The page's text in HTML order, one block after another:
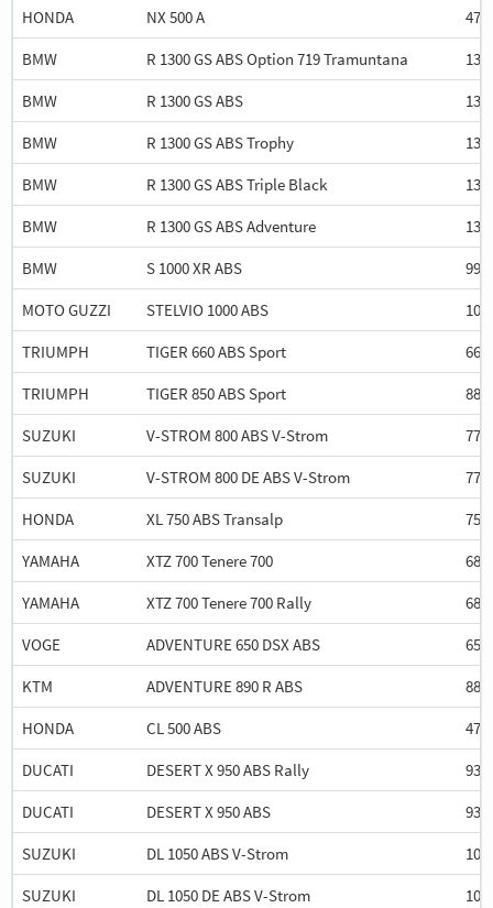
HONDA NX 500 A
471
BMW
R 1300 GS ABS Option 719 Tramuntana
BMW
R 1300 GS ABS
BMW
R 1300 GS ABS Trophy
BMW
R 1300 GS ABS Triple Black
BMW
R 1300 GS ABS Adventure
BMW
S 1000 XR ABS
999
MOTO GUZZI
STELVIO 1000 ABS
TRIUMPH
TIGER 660 ABS Sport
660
TRIUMPH
TIGER 850 ABS Sport
888
SUZUKI
V-STROM 800 ABS V-Strom
776
SUZUKI
V-STROM 800 DE ABS V-Strom
776
HONDA
XL 750 ABS Transalp
755
YAMAHA
XTZ 700 Tenere 700
689
YAMAHA
XTZ 700 Tenere 700 Rally
689
VOGE
ADVENTURE 650 DSX ABS
652
KTM
ADVENTURE 890 R ABS
889
HONDA
CL 500 ABS
471
DUCATI
DESERT X 950 ABS Rally
937
DUCATI
DESERT X 950 ABS
937
SUZUKI
DL 1050 ABS V-Strom
SUZUKI
DL 1050 DE ABS V-Strom